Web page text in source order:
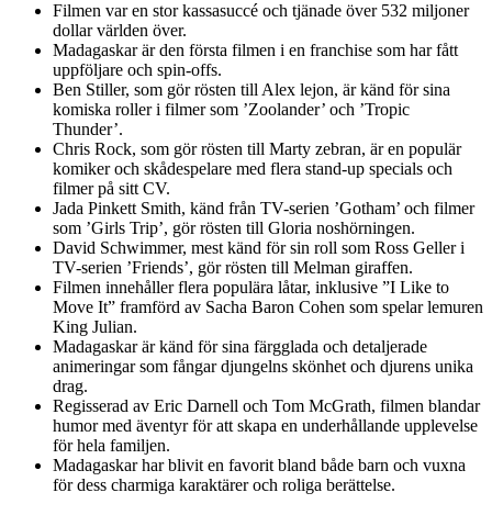
Filmen var en stor kassasuccé och tjänade över 532 miljoner
dollar världen över.
Madagaskar är den första filmen i en franchise som har fått
uppföljare och spin-offs.
Ben Stiller, som gör rösten till Alex lejon, är känd för sina
komiska roller i filmer som ’Zoolander’ och ’Tropic
Thunder’.
Chris Rock, som gör rösten till Marty zebran, är en populär
komiker och skådespelare med flera stand-up specials och
filmer på sitt CV.
Jada Pinkett Smith, känd från TV-serien ’Gotham’ och filmer
som ’Girls Trip’, gör rösten till Gloria noshörningen.
David Schwimmer, mest känd för sin roll som Ross Geller i
TV-serien ’Friends’, gör rösten till Melman giraffen.
Filmen innehåller flera populära låtar, inklusive ”I Like to
Move It” framförd av Sacha Baron Cohen som spelar lemuren
King Julian.
Madagaskar är känd för sina färgglada och detaljerade
animeringar som fångar djungelns skönhet och djurens unika
drag.
Regisserad av Eric Darnell och Tom McGrath, filmen blandar
humor med äventyr för att skapa en underhållande upplevelse
för hela familjen.
Madagaskar har blivit en favorit bland både barn och vuxna
för dess charmiga karaktärer och roliga berättelse.